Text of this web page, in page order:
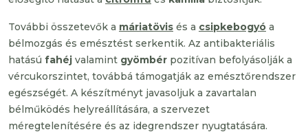
További összetevők a máriatövis és a csipkebogyó a
bélmozgás és emésztést serkentik. Az antibakteriális
hatású fahéj valamint gyömbér pozitívan befolyásolják a
vércukorszintet, továbbá támogatják az emésztőrendszer
egészségét. A készítményt javasoljuk a zavartalan
bélműködés helyreállítására, a szervezet
méregtelenítésére és az idegrendszer nyugtatására.